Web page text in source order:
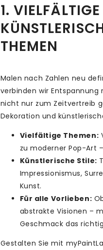
1. VIELFÄLTIGE
THEMEN
Malen nach Zahlen neu
verbinden wir Entspannung
nicht nur zum Zeitvertreib
Dekoration und
Vielfältige Themen:
zu moderner Pop-Art
Künstlerische Stile:
Impressionismus,
Kunst.
Für alle Vorlieben:
abstrakte Visionen –
Geschmack das
Gestalten Sie mit